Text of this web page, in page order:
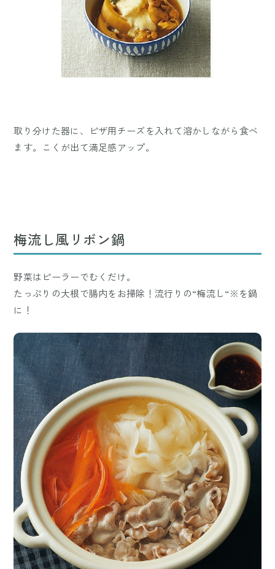
取り分けた器に、ピザ用チーズを入れて溶かしながら食べ
ます。こくが出て満足感アップ。
梅流し風リボン鍋
野菜はピーラーでむくだけ。
たっぷりの大根で腸内をお掃除！流行りの“梅流し“※を鍋
に！